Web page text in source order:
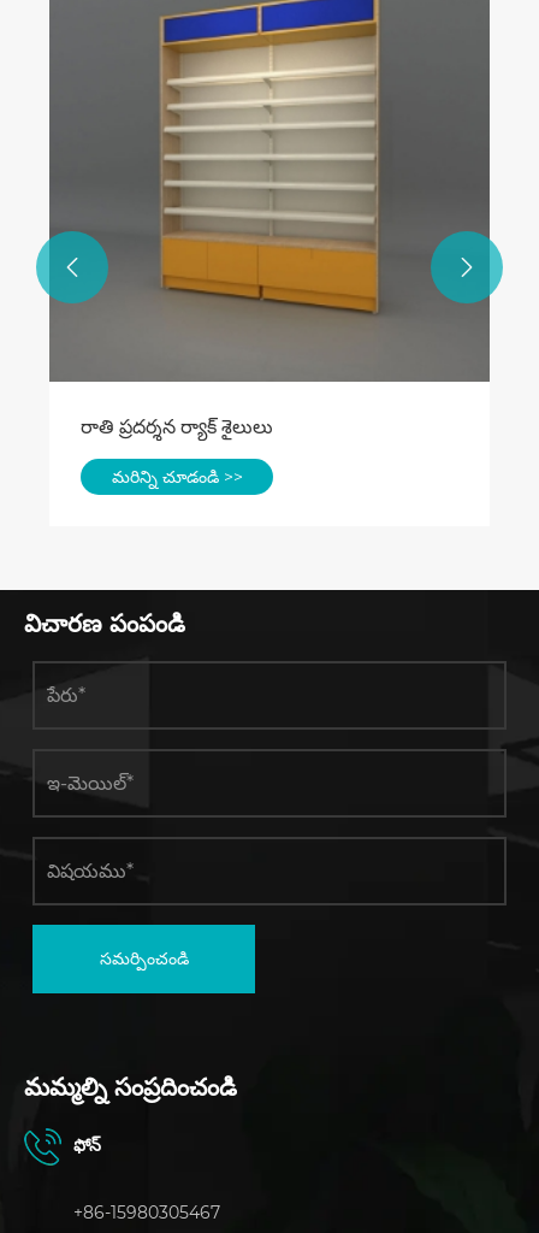
స్టోన్ స్టోర్ డిస్ప్లే రాక్ల యొక్క సాధారణ రకాలు
మరిన్ని చూడండి >>
 
విచారణ పంపండి
సమర్పించండి
మమ్మల్ని సంప్రదించండి
ఫోన్
+86-15980305467